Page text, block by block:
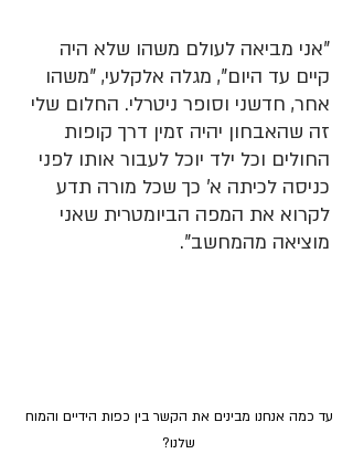
"אני מביאה לעולם משהו שלא היה
קיים עד היום", מגלה אלקלעי, "משהו
אחר, חדשני וסופר ניטרלי. החלום שלי
זה שהאבחון יהיה זמין דרך קופות
החולים וכל ילד יוכל לעבור אותו לפני
כניסה לכיתה א' כך שכל מורה תדע
לקרוא את המפה הביומטרית שאני
מוציאה מהמחשב".
עד כמה אנחנו מבינים את הקשר בין כפות הידיים והמוח
שלנו?